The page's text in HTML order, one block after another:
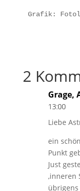
Grafik:
2
Grage,
13:00
Liebe
ein
Punkt
Just
‚inneren